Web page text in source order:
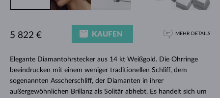
Elegante Diamantohrstecker aus 14 kt Weißgold. Die Ohrringe
beeindrucken mit einem weniger traditionellen Schliff, dem
sogenannten Asscherschliff, der Diamanten in ihrer
außergewöhnlichen Brillanz als Solitär abhebt. Es handelt sich um
5 822 € KAUFEN MEHR DETAILS